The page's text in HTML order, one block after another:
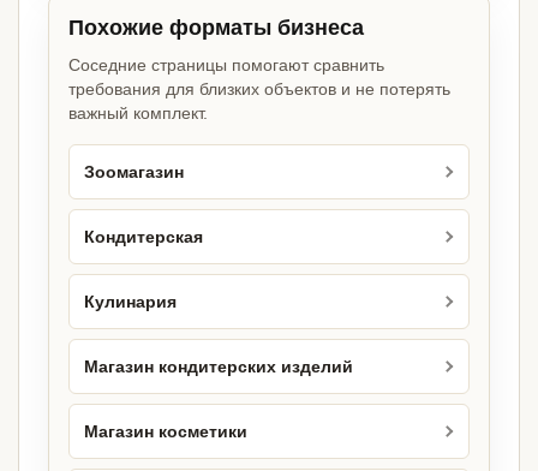
Похожие форматы бизнеса
Соседние страницы помогают сравнить
требования для близких объектов и не потерять
важный комплект.
Зоомагазин
Кондитерская
Кулинария
Магазин кондитерских изделий
Магазин косметики